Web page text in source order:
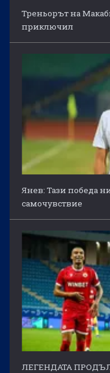
Треньорът на
приключил
Янев: Тази победа
самочувствие
ЛЕГЕНДАТА